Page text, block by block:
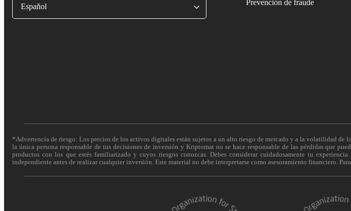
Español
Prevención de fraude
*Advertencia de riesgo: Los precios de los activos digitales están sujetos a un alto riesgo de mercado y a la volatilidad
la única persona responsable de tus decisiones de inversión y Kriptomat no se hace responsable de las pérdidas que
productos con los que estés familiarizado y cuyos riesgos conozcas. Debes considerar cuidadosamente tu
independiente antes de realizar cualquier inversión. Este material no debe interpretarse como asesoramiento financiero.